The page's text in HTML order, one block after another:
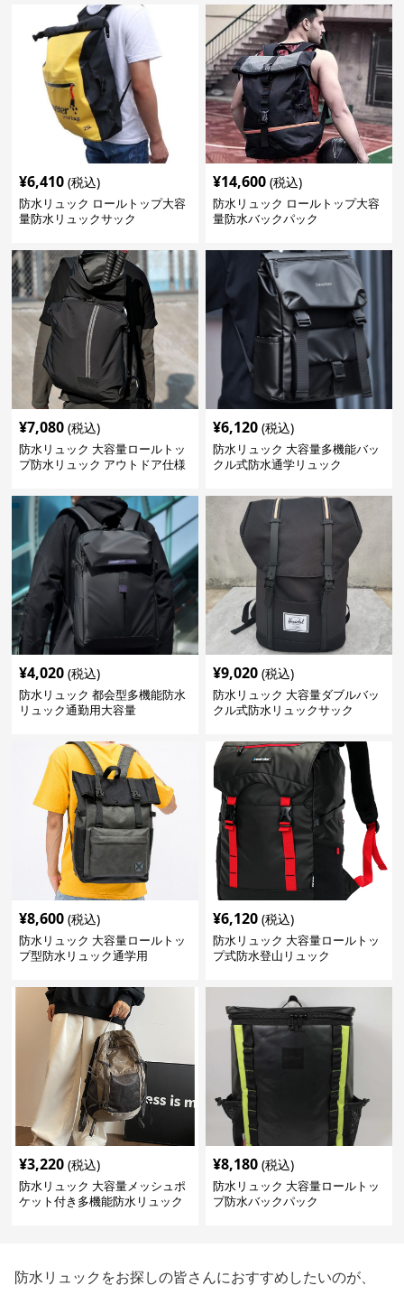
¥6,410 (税込)
防水リュック ロールトップ大容
量防水リュックサック
¥14,600 (税込)
防水リュック ロールトップ大容
量防水バックパック
¥7,080 (税込)
防水リュック 大容量ロールトッ
プ防水リュック アウトドア仕様
¥6,120 (税込)
防水リュック 大容量多機能バッ
クル式防水通学リュック
¥4,020 (税込)
防水リュック 都会型多機能防水
リュック通勤用大容量
¥9,020 (税込)
防水リュック 大容量ダブルバッ
クル式防水リュックサック
¥8,600 (税込)
防水リュック 大容量ロールトッ
プ型防水リュック通学用
¥6,120 (税込)
防水リュック 大容量ロールトッ
プ式防水登山リュック
¥3,220 (税込)
防水リュック 大容量メッシュポ
ケット付き多機能防水リュック
¥8,180 (税込)
防水リュック 大容量ロールトッ
プ防水バックパック
防水リュックをお探しの皆さんにおすすめしたいのが、